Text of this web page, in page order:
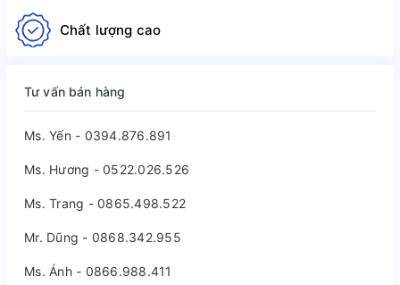
Chất lượng cao
Tư vấn bán hàng
Ms. Yến - 0394.876.891
Ms. Hương - 0522.026.526
Ms. Trang - 0865.498.522
Mr. Dũng - 0868.342.955
Ms. Ánh - 0866.988.411